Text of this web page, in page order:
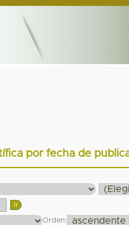
por fecha de
Orden: